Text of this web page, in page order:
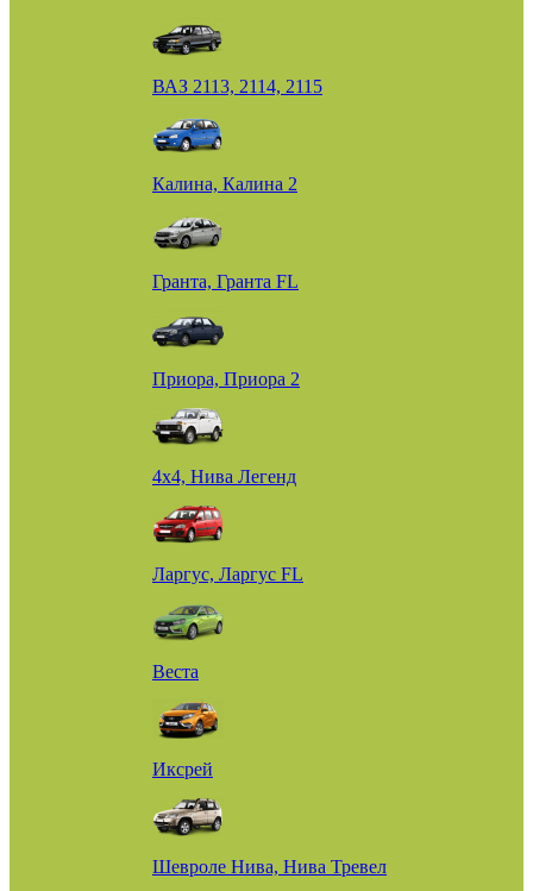
ВАЗ 2113, 2114, 2115
Калина, Калина 2
Гранта, Гранта FL
Приора, Приора 2
4х4, Нива Легенд
Ларгус, Ларгус FL
Веста
Иксрей
Шевроле Нива, Нива Тревел